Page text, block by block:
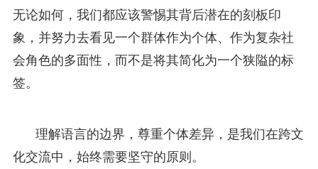
无论如何，我们都应该警惕其背后潜在的刻板印
象，并努力去看见一个群体作为个体、作为复杂社
会角色的多面性，而不是将其简化为一个狭隘的标
签。
理解语言的边界，尊重个体差异，是我们在跨文
化交流中，始终需要坚守的原则。